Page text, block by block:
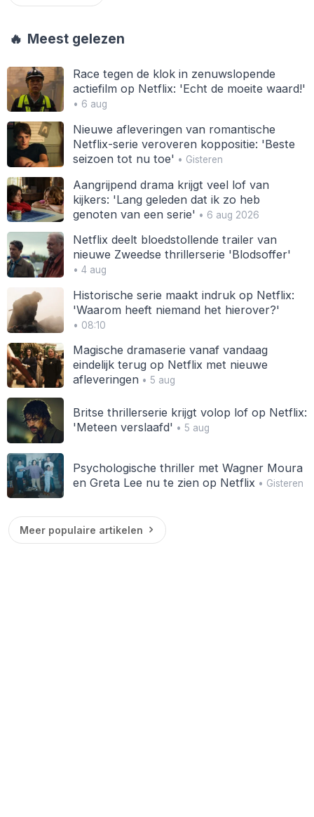
🔥 Meest gelezen
Race tegen de klok in zenuwslopende
actiefilm op Netflix: 'Echt de moeite waard!'
• 6 aug
Nieuwe afleveringen van romantische
Netflix-serie veroveren koppositie: 'Beste
seizoen tot nu toe' • Gisteren
Aangrijpend drama krijgt veel lof van
kijkers: 'Lang geleden dat ik zo heb
genoten van een serie' • 6 aug 2026
Netflix deelt bloedstollende trailer van
nieuwe Zweedse thrillerserie 'Blodsoffer'
• 4 aug
Historische serie maakt indruk op Netflix:
'Waarom heeft niemand het hierover?'
• 08:10
Magische dramaserie vanaf vandaag
eindelijk terug op Netflix met nieuwe
afleveringen• 5 aug
Britse thrillerserie krijgt volop lof op Netflix:
'Meteen verslaafd' • 5 aug
Psychologische thriller met Wagner Moura
en Greta Lee nu te zien op Netflix • Gisteren
Meer populaire artikelen